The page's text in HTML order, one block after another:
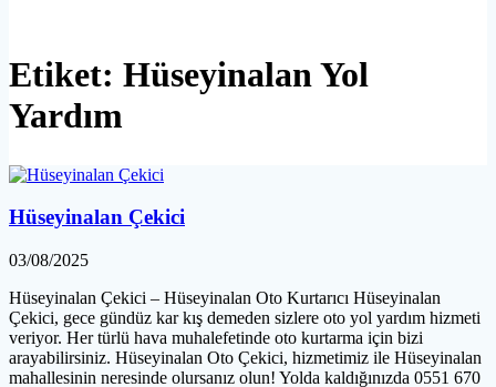
Etiket: Hüseyinalan Yol
Yardım
Hüseyinalan Çekici
03/08/2025
Hüseyinalan Çekici – Hüseyinalan Oto Kurtarıcı Hüseyinalan
Çekici, gece gündüz kar kış demeden sizlere oto yol yardım hizmeti
veriyor. Her türlü hava muhalefetinde oto kurtarma için bizi
arayabilirsiniz. Hüseyinalan Oto Çekici, hizmetimiz ile Hüseyinalan
mahallesinin neresinde olursanız olun! Yolda kaldığınızda 0551 670